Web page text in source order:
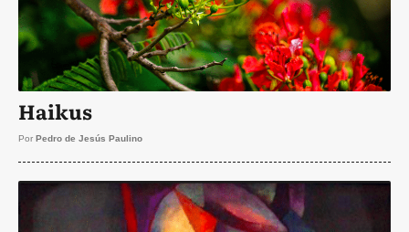
Haikus
Por Pedro de Jesús Paulino